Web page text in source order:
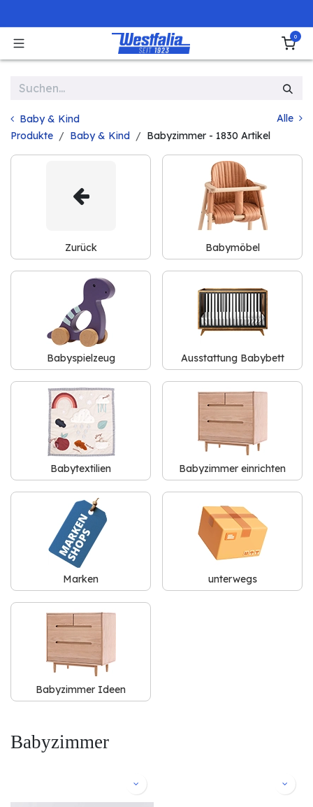
0
Baby & Kind
Alle
Produkte
Baby & Kind Babyzimmer - 1830 Artikel
Zurück Babymöbel
Babyspielzeug Ausstattung Babybett
Babytextilien Babyzimmer einrichten
Marken unterwegs
Babyzimmer Ideen
Babyzimmer